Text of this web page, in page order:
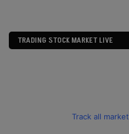
TRADING STOCK MARKET LIVE
Track all